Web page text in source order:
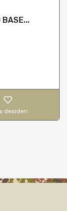
BASE...
desideri